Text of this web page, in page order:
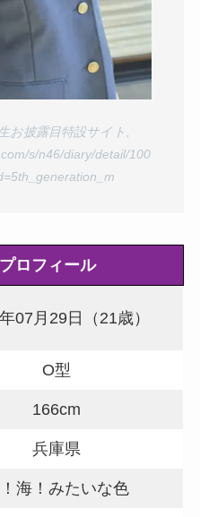
お披露目特設サイト,
s/n46/diary/detail/100
ロフィール
07月29日（21歳）
O型
166cm
兵庫県
海！みたいな色